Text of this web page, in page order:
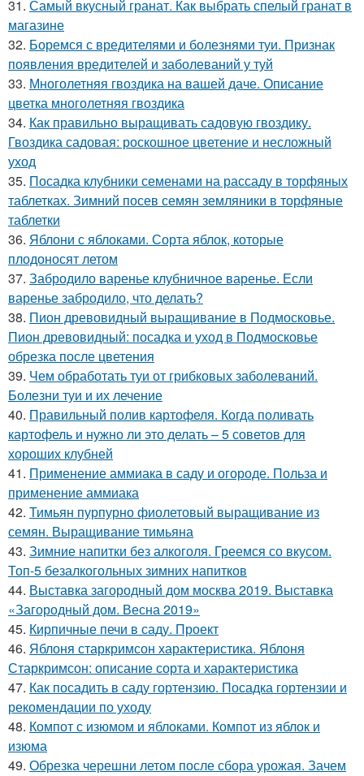
31. Самый вкусный гранат. Как выбрать спелый гранат в
магазине
32. Боремся с вредителями и болезнями туи. Признак
появления вредителей и заболеваний у туй
33. Многолетняя гвоздика на вашей даче. Описание
цветка многолетняя гвоздика
34. Как правильно выращивать садовую гвоздику.
Гвоздика садовая: роскошное цветение и несложный
уход
35. Посадка клубники семенами на рассаду в торфяных
таблетках. Зимний посев семян земляники в торфяные
таблетки
36. Яблони с яблоками. Сорта яблок, которые
плодоносят летом
37. Забродило варенье клубничное варенье. Если
варенье забродило, что делать?
38. Пион древовидный выращивание в Подмосковье.
Пион древовидный: посадка и уход в Подмосковье
обрезка после цветения
39. Чем обработать туи от грибковых заболеваний.
Болезни туи и их лечение
40. Правильный полив картофеля. Когда поливать
картофель и нужно ли это делать – 5 советов для
хороших клубней
41. Применение аммиака в саду и огороде. Польза и
применение аммиака
42. Тимьян пурпурно фиолетовый выращивание из
семян. Выращивание тимьяна
43. Зимние напитки без алкоголя. Греемся со вкусом.
Топ-5 безалкогольных зимних напитков
44. Выставка загородный дом москва 2019. Выставка
«Загородный дом. Весна 2019»
45. Кирпичные печи в саду. Проект
46. Яблоня старкримсон характеристика. Яблоня
Старкримсон: описание сорта и характеристика
47. Как посадить в саду гортензию. Посадка гортензии и
рекомендации по уходу
48. Компот с изюмом и яблоками. Компот из яблок и
изюма
49. Обрезка черешни летом после сбора урожая. Зачем